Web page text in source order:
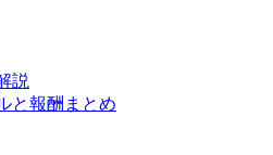
説
と報酬まとめ